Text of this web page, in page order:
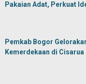
Pakaian Adat, Perkuat
Pemkab Bogor
Kemerdekaan di Cisarua